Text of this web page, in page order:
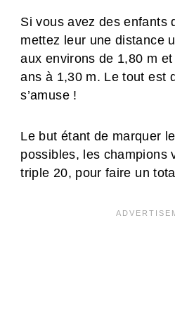
Si vous avez des enfants
mettez leur une distance
aux environs de 1,80 m
ans à 1,30 m. Le tout est
s’amuse !
Le but étant de marquer
possibles, les champions
triple 20, pour faire un